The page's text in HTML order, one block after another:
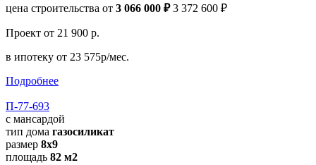
цена строительства от 3 066 000 ₽ 3 372 600 ₽
Проект от 21 900 р.
в ипотеку от 23 575р/мес.
Подробнее
П-77-693
с мансардой
тип дома газосиликат
размер 8x9
площадь 82 м2